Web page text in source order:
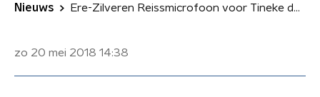
Nieuws Ere-Zilveren Reissmicrofoon voor Tineke de Nooij
zo 20 mei 2018 14:38